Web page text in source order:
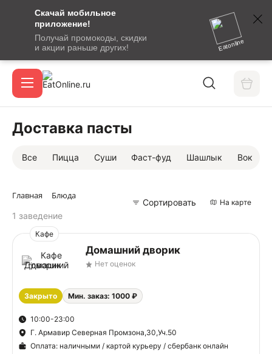
Скачай мобильное
приложение!
Получай промокоды, скидки
и акции раньше других!
Eatonline
сообщение
кодом
подтверждения
Акции
Доставка пасты
Все Пицца Суши Фаст-фуд Шашлык Вок
Главная Блюда
1 заведение
Сортировать На карте
Кафе
Домашний дворик
Нет оценок
Закрыто Мин. заказ: 1000 ₽
10:00-23:00
Г. Армавир Северная Промзона,30,Уч.50
Оплата: наличными / картой курьеру / сбербанк онлайн